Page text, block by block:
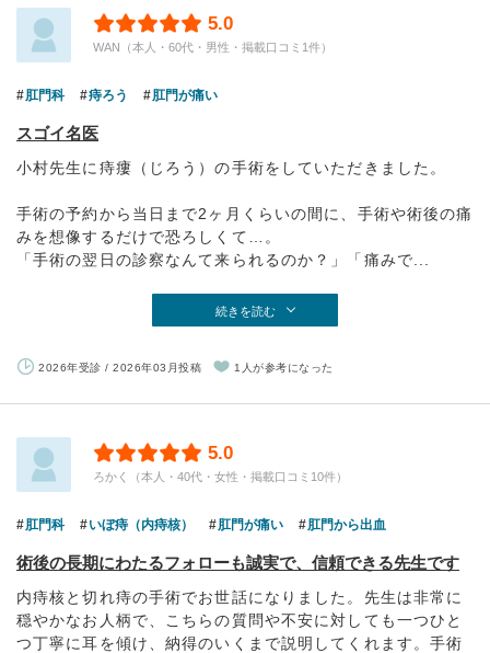
5.0
WAN（本人・60代・男性・掲載口コミ1件）
肛門科 痔ろう 肛門が痛い
スゴイ名医
小村先生に痔瘻（じろう）の手術をしていただきました。
手術の予約から当日まで2ヶ月くらいの間に、手術や術後の痛
みを想像するだけで恐ろしくて…。
「手術の翌日の診察なんて来られるのか？」「痛みで...
続きを読む
2026年受診 / 2026年03月投稿 1人が参考になった
5.0
ろかく（本人・40代・女性・掲載口コミ10件）
肛門科 いぼ痔（内痔核） 肛門が痛い 肛門から出血
術後の長期にわたるフォローも誠実で、信頼できる先生です
内痔核と切れ痔の手術でお世話になりました。先生は非常に
穏やかなお人柄で、こちらの質問や不安に対しても一つひと
つ丁寧に耳を傾け、納得のいくまで説明してくれます。手術